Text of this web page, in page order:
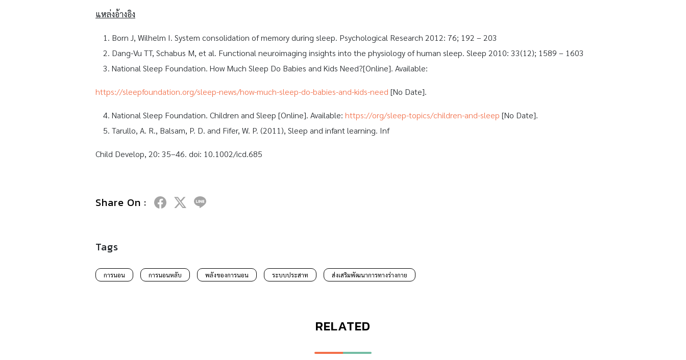
แหล่งอ้างอิง
Born J, Wilhelm I. System consolidation of memory during sleep. Psychological Research 2012: 76; 192 – 203
Dang-Vu TT, Schabus M, et al. Functional neuroimaging insights into the physiology of human sleep. Sleep 2010: 33(12); 1589 – 1603
National Sleep Foundation. How Much Sleep Do Babies and Kids Need?[Online]. Available:
https://sleepfoundation.org/sleep-news/how-much-sleep-do-babies-and-kids-need [No Date].
National Sleep Foundation. Children and Sleep [Online]. Available: https://org/sleep-topics/children-and-sleep [No Date].
Tarullo, A. R., Balsam, P. D. and Fifer, W. P. (2011), Sleep and infant learning. Inf
Child Develop, 20: 35–46. doi: 10.1002/icd.685
Share On :
Tags
การนอน การนอนหลับ พลังของการนอน ระบบประสาท ส่งเสริมพัฒนาการทางร่างกาย
RELATED